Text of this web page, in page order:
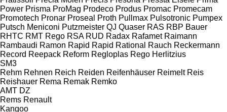
Power Prisma ProMag Prodeco Produs Promac Promecam
Promotech Pronar Proseal Proth Pullmax Pulsotronic Pumpex
Putsch Meniconi Putzmeister QJ Quaser RAS RBP Bauer
RHTC RMT Rego RSA RUD Radax Rafamet Raimann
Rambaudi Ramon Rapid Rapid Rational Rauch Reckermann
Record Reepack Reform Regloplas Rego Herlitzius
SM3
Rehm Rehnen Reich Reiden Reifenhäuser Reimelt Reis
Reishauer Rema Remak Remko
AMT DZ
Rems Renault
Kangoo